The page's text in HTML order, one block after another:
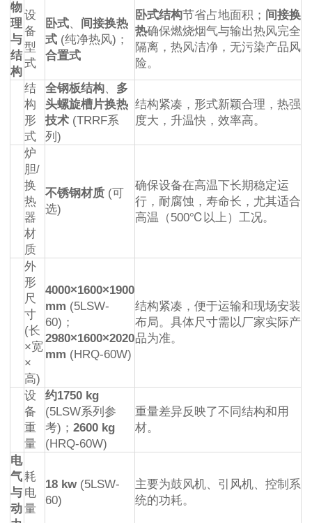
物
理
与
结
构
设
备
型
式
卧式、
间接换热
式 (纯净热风)；
合置式
卧式结构节省占地面积； 间接换
热确保燃烧烟气与输出热风完全
隔离，热风洁净，无污染产品风
险。
结
构
形
式
全钢板结构、 多
头螺旋槽片换热
技术 (TRRF系
列)
结构紧凑，形式新颖合理，热强
度大，升温快，效率高。
炉
胆/
换
热
器
材
质
不锈钢材质 (可
选)
确保设备在高温下长期稳定运
行，耐腐蚀，寿命长，尤其适合
高温（500℃以上）工况。
外
形
尺
寸
(长
×宽
×
高)
4000×1600×1900
mm (5LSW-
60)；
2980×1600×2020
mm (HRQ-60W)
结构紧凑，便于运输和现场安装
布局。具体尺寸需以厂家实际产
品为准。
设
备
重
量
约1750 kg
(5LSW系列参
考)；2600 kg
(HRQ-60W)
重量差异反映了不同结构和用
材。
电
气
与
动
耗
电
量
18 kw (5LSW-
60)
主要为鼓风机、引风机、控制系
统的功耗。